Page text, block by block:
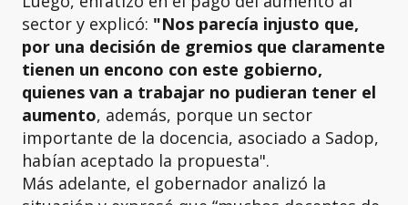
sector y explicó: "Nos parecía injusto que,
por una decisión de gremios que claramente
tienen un encono con este gobierno,
quienes van a trabajar no pudieran tener el
aumento, además, porque un sector
importante de la docencia, asociado a Sadop,
habían aceptado la propuesta".
Más adelante, el gobernador analizó la